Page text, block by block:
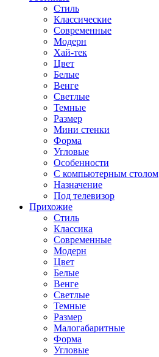
Стиль
Классические
Современные
Модерн
Хай-тек
Цвет
Белые
Венге
Светлые
Темные
Размер
Мини стенки
Форма
Угловые
Особенности
С компьютерным столом
Назначение
Под телевизор
Прихожие
Стиль
Классика
Современные
Модерн
Цвет
Белые
Венге
Светлые
Темные
Размер
Малогабаритные
Форма
Угловые